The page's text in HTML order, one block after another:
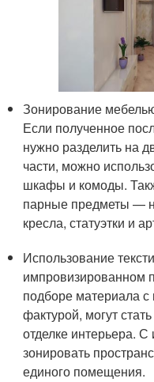
Зонирование
Если полученное
нужно разделить на
части, можно
шкафы и комоды.
парные предметы —
кресла, статуэтки и
Использование
импровизированном
подборе материала
фактурой, могут
отделке интерьера.
зонировать
единого помещения.